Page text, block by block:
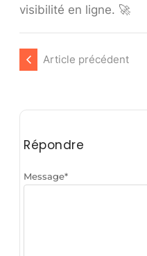
visibilité en ligne. 🚀
Article précédent
Répondre
Message*